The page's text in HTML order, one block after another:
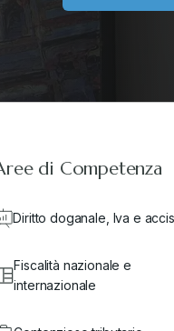
di Competenza
Diritto doganale, Iva e
Fiscalità nazionale e
internazionale